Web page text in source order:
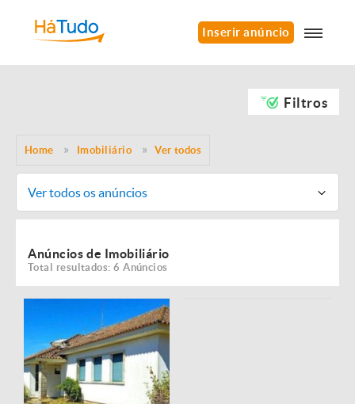
Inserir anúncio
Filtros
Home Imobiliário Ver todos
Ver todos os anúncios
Anúncios de Imobiliário
Total resultados: 6 Anúncios